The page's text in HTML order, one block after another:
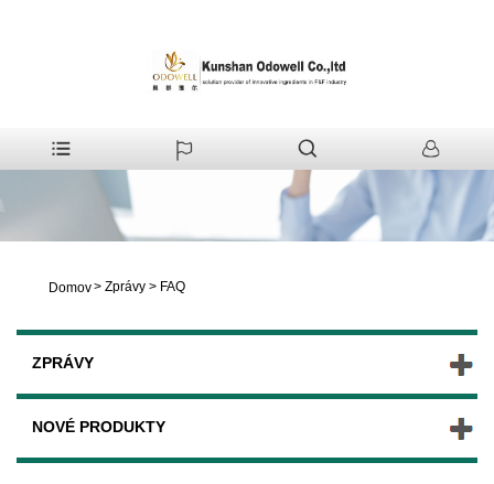
Domov> Zprávy > FAQ
ZPRÁVY
NOVÉ PRODUKTY